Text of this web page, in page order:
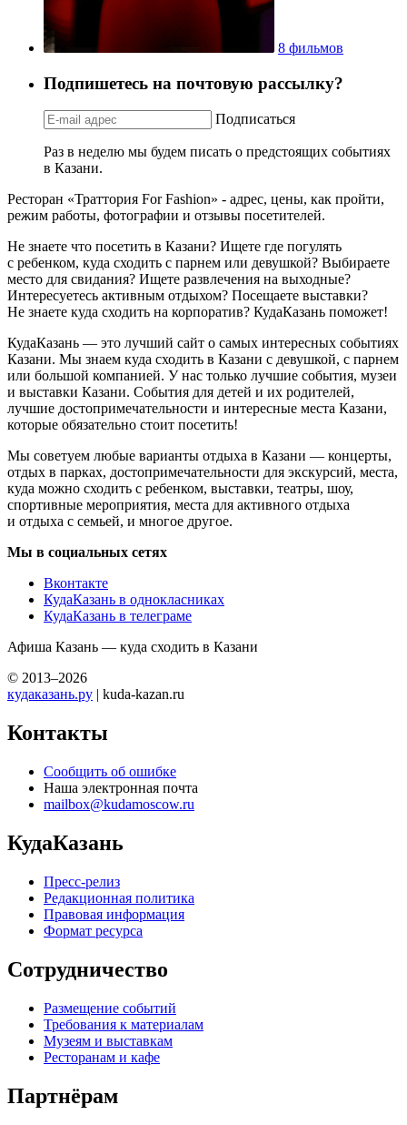
8 фильмов
Подпишетесь на почтовую рассылку?
Подписаться
Раз в неделю мы будем писать о предстоящих событиях
в Казани.
Ресторан «Траттория For Fashion» - адрес, цены, как пройти,
режим работы, фотографии и отзывы посетителей.
Не знаете что посетить в Казани? Ищете где погулять
с ребенком, куда сходить с парнем или девушкой? Выбираете
место для свидания? Ищете развлечения на выходные?
Интересуетесь активным отдыхом? Посещаете выставки?
Не знаете куда сходить на корпоратив? КудаКазань поможет!
КудаКазань — это лучший сайт о самых интересных событиях
Казани. Мы знаем куда сходить в Казани с девушкой, с парнем
или большой компанией. У нас только лучшие события, музеи
и выставки Казани. События для детей и их родителей,
лучшие достопримечательности и интересные места Казани,
которые обязательно стоит посетить!
Мы советуем любые варианты отдыха в Казани — концерты,
отдых в парках, достопримечательности для экскурсий, места,
куда можно сходить с ребенком, выставки, театры, шоу,
спортивные мероприятия, места для активного отдыха
и отдыха с семьей, и многое другое.
Мы в социальных сетях
Вконтакте
КудаКазань в однокласниках
КудаКазань в телеграме
Афиша Казань — куда сходить в Казани
© 2013–2026
кудаказань.ру | kuda-kazan.ru
Контакты
Сообщить об ошибке
Наша электронная почта
mailbox@kudamoscow.ru
КудаКазань
Пресс-релиз
Редакционная политика
Правовая информация
Формат ресурса
Сотрудничество
Размещение событий
Требования к материалам
Музеям и выставкам
Ресторанам и кафе
Партнёрам